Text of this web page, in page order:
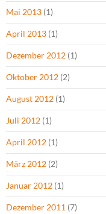
Mai 2013 (1)
April 2013 (1)
Dezember 2012 (1)
Oktober 2012 (2)
August 2012 (1)
Juli 2012 (1)
April 2012 (1)
März 2012 (2)
Januar 2012 (1)
Dezember 2011 (7)